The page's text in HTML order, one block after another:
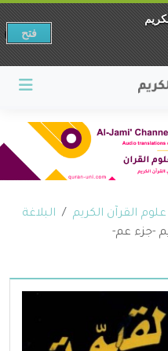
علوم القرآن الكريم
البلاغة
-جزء عم-
فتح